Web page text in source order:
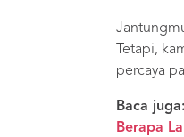
Tetapi,
percaya
Baca juga:
Berapa